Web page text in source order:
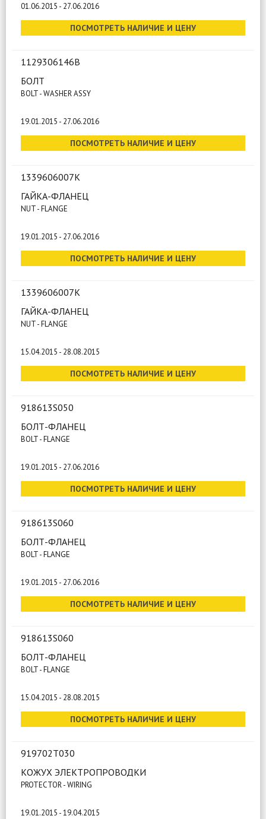
01.06.2015 - 27.06.2016
ПОСМОТРЕТЬ НАЛИЧИЕ И ЦЕНУ
1129306146B
БОЛТ
BOLT - WASHER ASSY
19.01.2015 - 27.06.2016
ПОСМОТРЕТЬ НАЛИЧИЕ И ЦЕНУ
1339606007K
ГАЙКА-ФЛАНЕЦ
NUT - FLANGE
19.01.2015 - 27.06.2016
ПОСМОТРЕТЬ НАЛИЧИЕ И ЦЕНУ
1339606007K
ГАЙКА-ФЛАНЕЦ
NUT - FLANGE
15.04.2015 - 28.08.2015
ПОСМОТРЕТЬ НАЛИЧИЕ И ЦЕНУ
918613S050
БОЛТ-ФЛАНЕЦ
BOLT - FLANGE
19.01.2015 - 27.06.2016
ПОСМОТРЕТЬ НАЛИЧИЕ И ЦЕНУ
918613S060
БОЛТ-ФЛАНЕЦ
BOLT - FLANGE
19.01.2015 - 27.06.2016
ПОСМОТРЕТЬ НАЛИЧИЕ И ЦЕНУ
918613S060
БОЛТ-ФЛАНЕЦ
BOLT - FLANGE
15.04.2015 - 28.08.2015
ПОСМОТРЕТЬ НАЛИЧИЕ И ЦЕНУ
919702T030
КОЖУХ ЭЛЕКТРОПРОВОДКИ
PROTECTOR - WIRING
19.01.2015 - 19.04.2015